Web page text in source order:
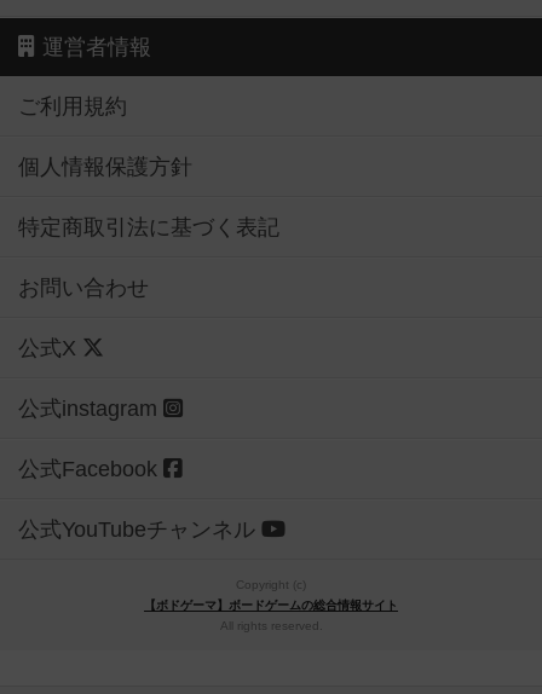
運営者情報
ご利用規約
個人情報保護方針
特定商取引法に基づく表記
お問い合わせ
公式X
公式instagram
公式Facebook
公式YouTubeチャンネル
Copyright (c)
【ボドゲーマ】ボードゲームの総合情報サイト
All rights reserved.